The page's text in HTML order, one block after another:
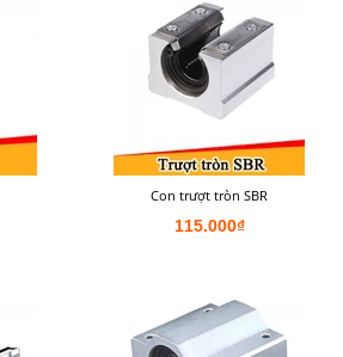
Con trượt tròn SBR
115.000₫